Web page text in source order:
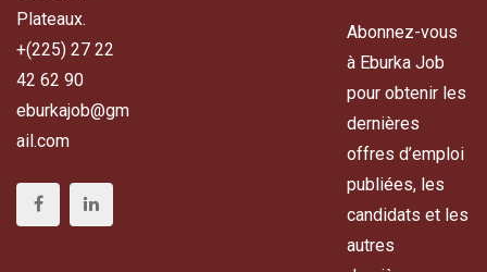
Plateaux.
+(225) 27 22
42 62 90
eburkajob@gm
ail.com
Abonnez-vous
à Eburka Job
pour obtenir les
dernières
offres d’emploi
publiées, les
candidats et les
autres